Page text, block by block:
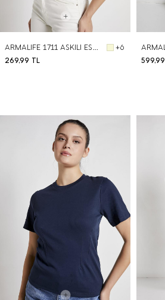
BEDEN SEÇ
ARMALIFE 1711 ASKILI ESNEK PAMUK KADIN ATLET
+6
269,99 TL
599,99